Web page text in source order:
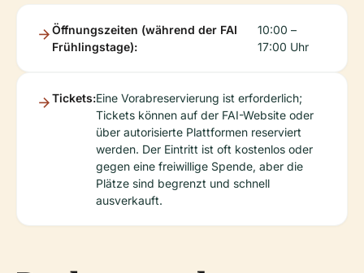
Öffnungszeiten (während der FAI
Frühlingstage):
10:00 –
17:00 Uhr
Tickets:Eine Vorabreservierung ist erforderlich;
Tickets können auf der FAI-Website oder
über autorisierte Plattformen reserviert
werden. Der Eintritt ist oft kostenlos oder
gegen eine freiwillige Spende, aber die
Plätze sind begrenzt und schnell
ausverkauft.